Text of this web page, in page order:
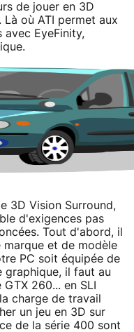
de jouer en 3D
où ATI permet aux
avec EyeFinity,
3D Vision Surround,
d'exigences pas
Tout d'abord, il
et de modèle
PC soit équipée de
graphique, il faut au
260... en SLI
charge de travail
un jeu en 3D sur
de la série 400 sont